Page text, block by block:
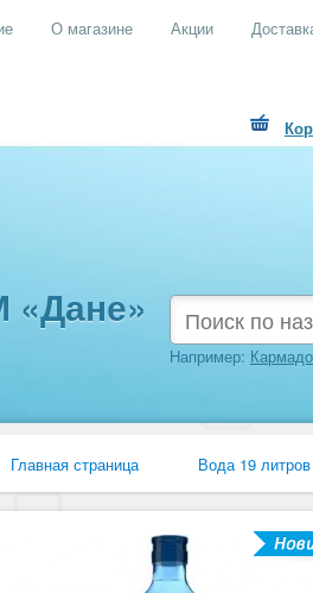
О магазине Акции
«Дане»
Например:
Главная страница Вода 19 литров